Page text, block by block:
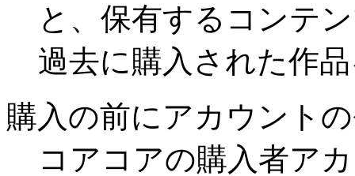
と、保有するコンテ
過去に購入された作
購入の前にアカウント
コアコアの購入者ア